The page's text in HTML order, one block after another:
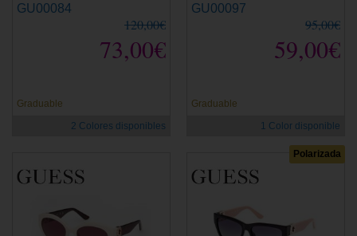
GU00084
120,00€
73,00€
Graduable
2 Colores disponibles
GU00097
95,00€
59,00€
Graduable
1 Color disponible
Polarizada